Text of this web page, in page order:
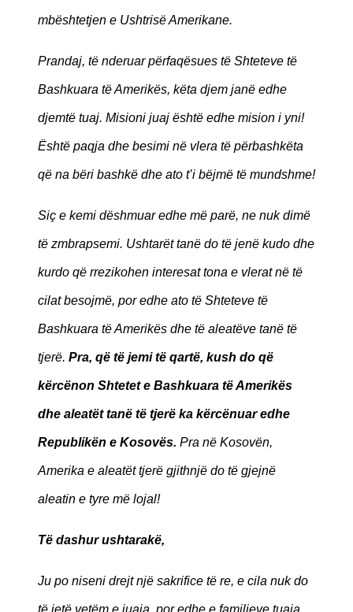
mbështetjen e Ushtrisë Amerikane.
Prandaj, të nderuar përfaqësues të Shteteve të
Bashkuara të Amerikës, këta djem janë edhe
djemtë tuaj. Misioni juaj është edhe mision i yni!
Është paqja dhe besimi në vlera të përbashkëta
që na bëri bashkë dhe ato t’i bëjmë të mundshme!
Siç e kemi dëshmuar edhe më parë, ne nuk dimë
të zmbrapsemi. Ushtarët tanë do të jenë kudo dhe
kurdo që rrezikohen interesat tona e vlerat në të
cilat besojmë, por edhe ato të Shteteve të
Bashkuara të Amerikës dhe të aleatëve tanë të
tjerë. Pra, që të jemi të qartë, kush do që
kërcënon Shtetet e Bashkuara të Amerikës
dhe aleatët tanë të tjerë ka kërcënuar edhe
Republikën e Kosovës. Pra në Kosovën,
Amerika e aleatët tjerë gjithnjë do të gjejnë
aleatin e tyre më lojal!
Të dashur ushtarakë,
Ju po niseni drejt një sakrifice të re, e cila nuk do
të jetë vetëm e juaja, por edhe e familjeve tuaja